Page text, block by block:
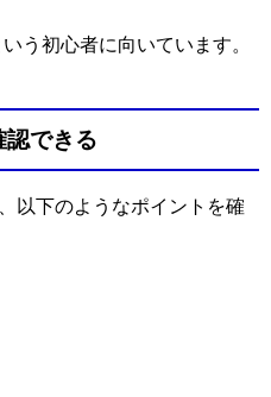
う初心者に向いています。
できる
以下のようなポイントを確